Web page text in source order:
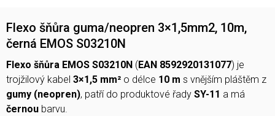
Flexo šňůra guma/neopren 3×1,5mm2, 10m,
černá EMOS S03210N
Flexo šňůra EMOS S03210N ( EAN 8592920131077) je
trojžilový kabel 3×1,5 mm² o délce 10 m s vnějším pláštěm z
gumy (neopren), patří do produktové řady SY-11 a má
černou barvu.